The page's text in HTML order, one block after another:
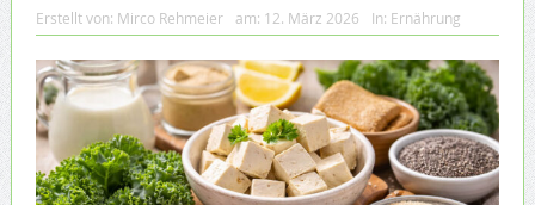
Erstellt von: Mirco Rehmeier am: 12. März 2026 In: Ernährung